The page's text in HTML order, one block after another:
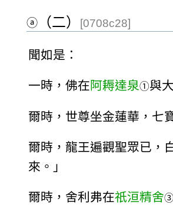
ⓐ （二） [0708c28]
聞如是：
一時，佛在阿耨達泉①與
爾時，世尊坐金蓮華，七
爾時，龍王遍觀聖眾已，
來。」
爾時，舍利弗在祇洹精舍③